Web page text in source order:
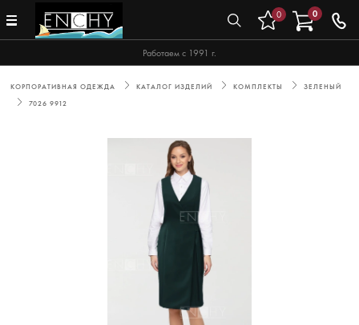
Работаем с 1991 г.
0 0
КОРПОРАТИВНАЯ ОДЕЖДА КАТАЛОГ ИЗДЕЛИЙ КОМПЛЕКТЫ
ЗЕЛЕНЫЙ
7026 9912